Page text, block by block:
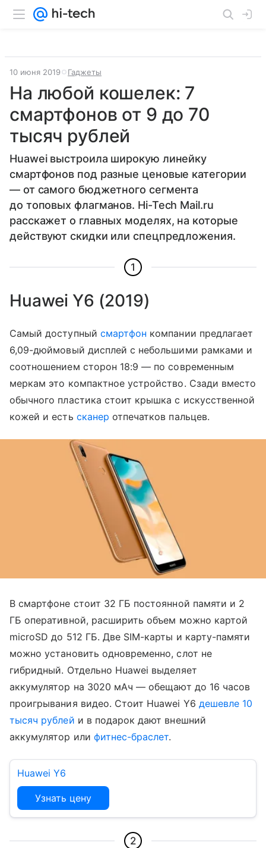
10 июня 2019 Гаджеты
На любой кошелек: 7
смартфонов от 9 до 70
тысяч рублей
Huawei выстроила широкую линейку
смартфонов под разные ценовые категории
— от самого бюджетного сегмента
до топовых флагманов. Hi-Tech Mail.ru
расскажет о главных моделях, на которые
действуют скидки или спецпредложения.
1
Huawei Y6 (2019)
Самый доступный смартфон компании предлагает
6,09-дюймовый дисплей с небольшими рамками и
соотношением сторон 18:9 — по современным
меркам это компактное устройство. Сзади вместо
обычного пластика стоит крышка с искусственной
кожей и есть сканер отпечатков пальцев.
В смартфоне стоит 32 ГБ постоянной памяти и 2
ГБ оперативной, расширить объем можно картой
microSD до 512 ГБ. Две SIM-карты и карту-памяти
можно установить одновременно, слот не
гибридный. Отдельно Huawei выделяет
аккумулятор на 3020 мАч — обещают до 16 часов
проигрывания видео. Стоит Huawei Y6 дешевле 10
тысяч рублей и в подарок дают внешний
аккумулятор или фитнес-браслет.
Huawei Y6
Узнать цену
2